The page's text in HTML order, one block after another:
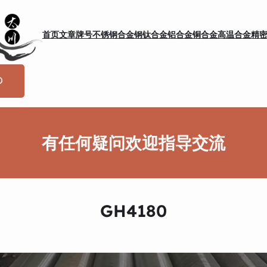
首页文章牌号不锈钢合金钢钛合金铝合金铜合金高温合金精
有任何疑问欢迎指导交流
GH4180